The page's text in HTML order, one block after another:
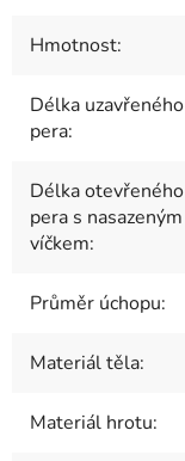
Hmotnost:
Délka uzavřeného
pera:
Délka otevřeného
pera s nasazeným
víčkem:
Průměr úchopu:
Materiál těla:
Materiál hrotu: